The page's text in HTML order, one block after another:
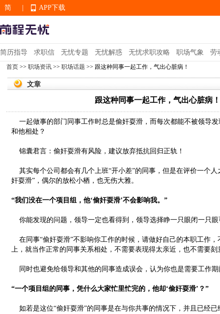
简
EN
APP下载
APP下载
简历指导 求职信 无忧专题 无忧解惑 无忧求职攻略 职场气象 劳
首页 >> 职场资讯 >> 职场话题 >> 跟这种同事一起工作，气出心脏病！
文章
跟这种同事一起工作，气出心脏病！
一起做事的部门同事工作时总是偷奸耍滑，而每次都能不被领导
和他相处？
锦囊君言：偷奸耍滑有风险，建议放弃抵抗回归正轨！
其实每个公司都会有几个上班“开小差”的同事，但是在评价一个人
奸耍滑”，偶尔的放松小栖，也无伤大雅。
“我们没在一个项目组，他‘偷奸耍滑’不会影响我。”
你能发现的问题，领导一定也看得到，领导选择睁一只眼闭一只
在同事“偷奸耍滑”不影响你工作的时候，请做好自己的本职工作
上，就当作正常的同事关系相处，不需要表现得太亲近，也不需要
同时也避免给领导和其他的同事造成误会，认为你也是需要工作期
“一个项目组的同事，凭什么大家忙里忙完的，他却‘偷奸耍滑’？”
如若是这位“偷奸耍滑”的同事是在与你共事的情况下，并且已经